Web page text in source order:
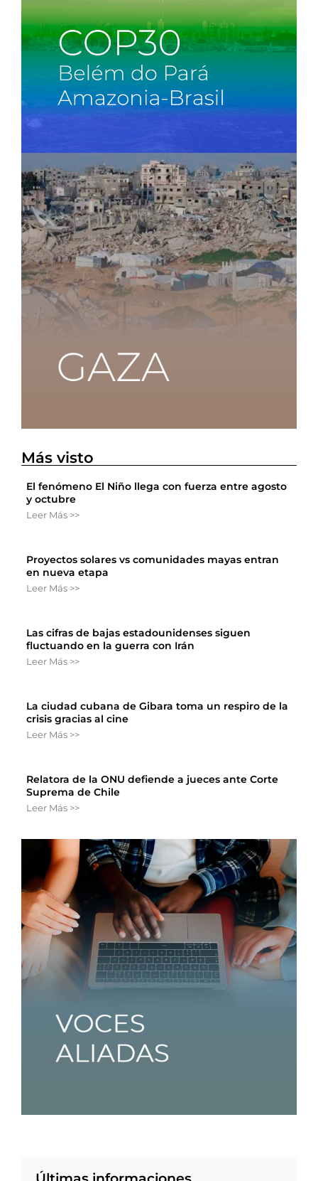
Más visto
El fenómeno El Niño llega con fuerza entre agosto
y octubre
Leer Más >>
Proyectos solares vs comunidades mayas entran
en nueva etapa
Leer Más >>
Las cifras de bajas estadounidenses siguen
fluctuando en la guerra con Irán
Leer Más >>
La ciudad cubana de Gibara toma un respiro de la
crisis gracias al cine
Leer Más >>
Relatora de la ONU defiende a jueces ante Corte
Suprema de Chile
Leer Más >>